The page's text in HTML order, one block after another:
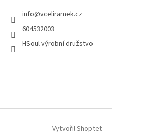
info@vceliramek.cz
604532003
HSoul výrobní družstvo
Vytvořil Shoptet